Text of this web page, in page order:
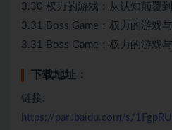
3.30 权力的游戏：从认知颠覆
3.31 Boss Game：权力的游戏
3.31 Boss Game：权力的游戏
下载地址：
链接:
https://pan.baidu.com/s/